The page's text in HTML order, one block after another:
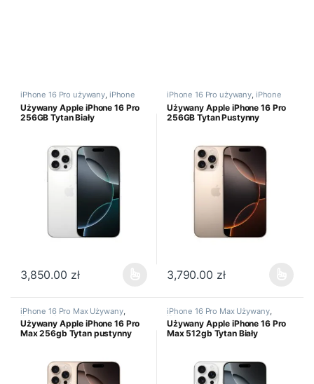
iPhone 16 Pro używany, iPhone
używany
Używany Apple iPhone 16 Pro
256GB Tytan Biały
3,850.00 zł
Ten produkt ma wiele wariantów. Opcje można wybrać na
iPhone 16 Pro używany, iPhone
używany
Używany Apple iPhone 16 Pro
256GB Tytan Pustynny
3,790.00 zł
Ten produkt ma wiele
iPhone 16 Pro Max Używany,
iPhone używany
Używany Apple iPhone 16 Pro
Max 256gb Tytan pustynny
iPhone 16 Pro Max Używany,
iPhone używany
Używany Apple iPhone 16 Pro
Max 512gb Tytan Biały